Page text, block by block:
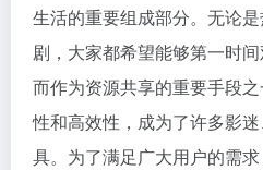
生活的重要组成部分。无论
剧，大家都希望能够第一时间
而作为资源共享的重要手段之
性和高效性，成为了许多影
具。为了满足广大用户的需